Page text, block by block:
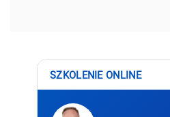
SZKOLENIE ONLINE